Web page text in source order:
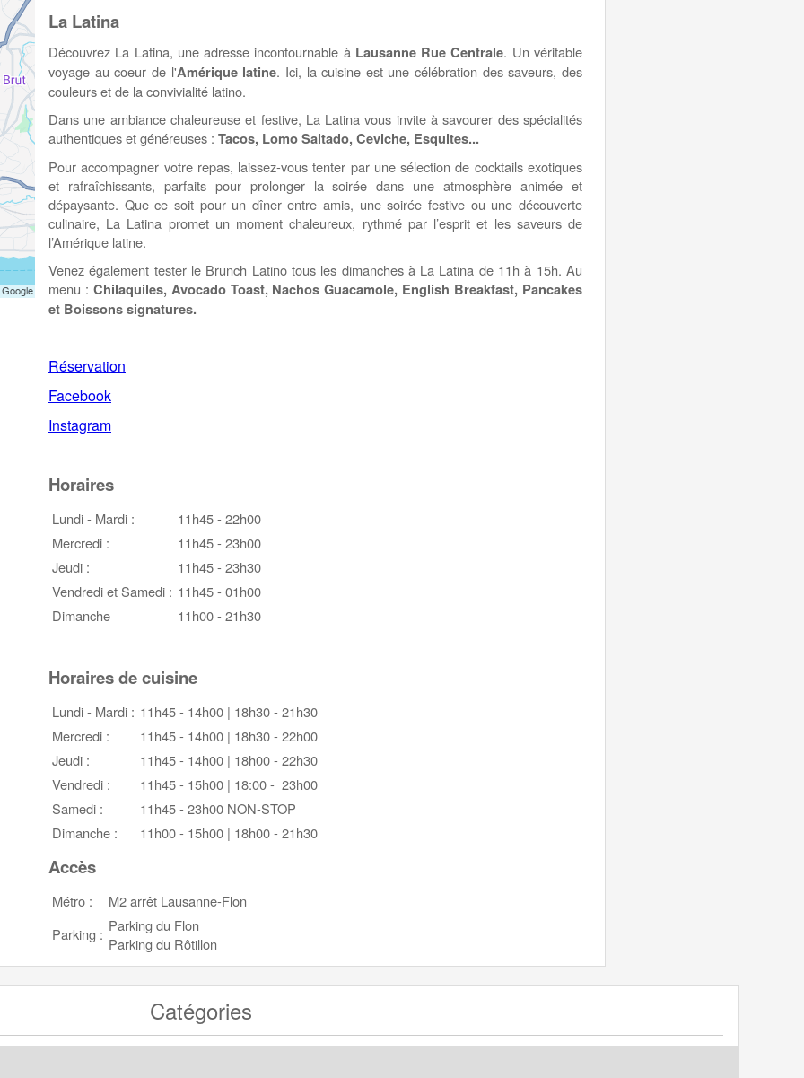
La Latina
Découvrez La Latina, une adresse incontournable à Lausanne Rue Centrale. Un véritable
voyage au coeur de l'Amérique latine. Ici, la cuisine est une célébration des saveurs, des
couleurs et de la convivialité latino.
Dans une ambiance chaleureuse et festive, La Latina vous invite à savourer des spécialités
authentiques et généreuses : Tacos, Lomo Saltado, Ceviche, Esquites...
Pour accompagner votre repas, laissez-vous tenter par une sélection de cocktails exotiques
et rafraîchissants, parfaits pour prolonger la soirée dans une atmosphère animée et
dépaysante. Que ce soit pour un dîner entre amis, une soirée festive ou une découverte
culinaire, La Latina promet un moment chaleureux, rythmé par l’esprit et les saveurs de
l’Amérique latine.
Venez également tester le Brunch Latino tous les dimanches à La Latina de 11h à 15h. Au
menu : Chilaquiles, Avocado Toast, Nachos Guacamole, English Breakfast, Pancakes
et Boissons signatures.
Réservation
Facebook
Instagram
Horaires
Lundi - Mardi :
11h45 - 22h00
Mercredi :
11h45 - 23h00
Jeudi :
11h45 - 23h30
Vendredi et Samedi : 11h45 - 01h00
Dimanche
11h00 - 21h30
Horaires de cuisine
Lundi - Mardi : 11h45 - 14h00 | 18h30 - 21h30
Mercredi :
11h45 - 14h00 | 18h30 - 22h00
Jeudi :
11h45 - 14h00 | 18h00 - 22h30
Vendredi :
11h45 - 15h00 | 18:00 - 23h00
Samedi :
11h45 - 23h00 NON-STOP
Dimanche :
11h00 - 15h00 | 18h00 - 21h30
Accès
Métro :
M2 arrêt Lausanne-Flon
Parking : Parking du Flon
Parking du Rôtillon
Catégories